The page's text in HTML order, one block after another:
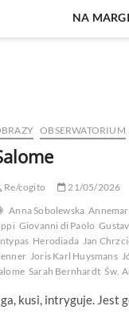
NA
OBSERWATORIUM
Re/cogito
21/05/2026
Anna Sobolewska
Giovanni di Paolo
Herodiada Jan
Joris Karl Huysmans
Sarah Bernhardt Św.
kusi, intryguje. Jest